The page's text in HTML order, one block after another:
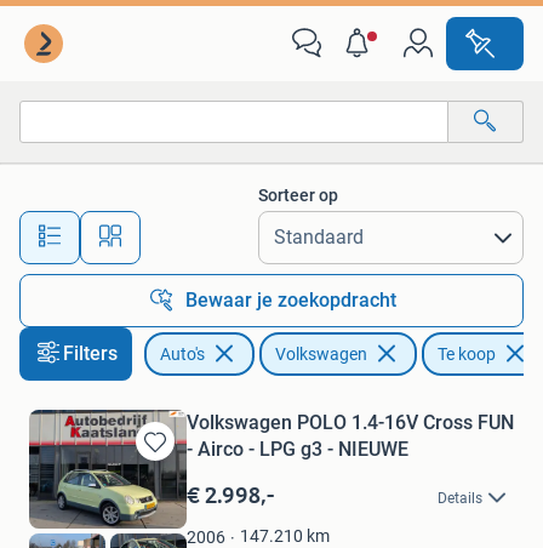
Alle afstanden…
Sorteer op
Bewaar je zoekopdracht
Filters Auto's Volkswagen Te koop
Bewaren
in
Mijn
Favorieten
Volkswagen POLO 1.4-16V Cross FUN
- Airco - LPG g3 - NIEUWE
€ 2.998,- Details
2006 147.210 km